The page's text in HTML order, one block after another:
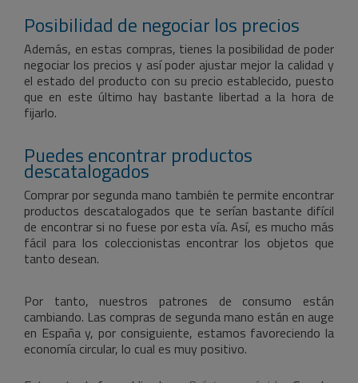
Posibilidad de negociar los precios
Además, en estas compras, tienes la posibilidad de poder
negociar los precios y así poder ajustar mejor la calidad y
el estado del producto con su precio establecido, puesto
que en este último hay bastante libertad a la hora de
fijarlo.
Puedes encontrar productos
descatalogados
Comprar por segunda mano también te permite encontrar
productos descatalogados que te serían bastante difícil
de encontrar si no fuese por esta vía. Así, es mucho más
fácil para los coleccionistas encontrar los objetos que
tanto desean.
Por tanto, nuestros patrones de consumo están
cambiando. Las compras de segunda mano están en auge
en España y, por consiguiente, estamos favoreciendo la
economía circular, lo cual es muy positivo.